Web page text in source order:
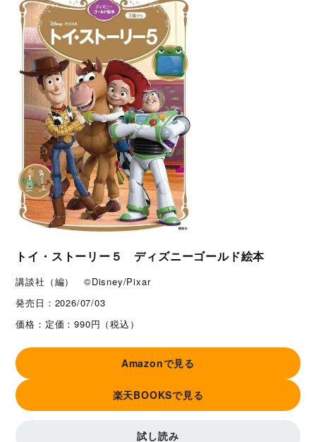
トイ・ストーリー５ ディズニーゴールド絵本
講談社（編） ©Disney/Pixar
発売日： 2026/07/03
価格： 定価：990円（税込）
Amazonで見る
楽天BOOKSで見る
試し読み